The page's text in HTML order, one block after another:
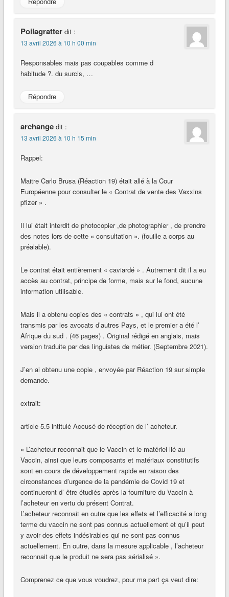
Répondre
Poilagratter dit :
13 avril 2026 à 10 h 00 min
Responsables mais pas coupables comme d
habitude ?. du surcis, …
Répondre
archange dit :
13 avril 2026 à 10 h 15 min
Rappel:
Maitre Carlo Brusa (Réaction 19) était allé à la Cour
Européenne pour consulter le « Contrat de vente des Vaxxins
pfizer » .
Il lui était interdit de photocopier ,de photographier , de prendre
des notes lors de cette « consultation ». (fouille a corps au
préalable).
Le contrat était entièrement « caviardé » . Autrement dit il a eu
accès au contrat, principe de forme, mais sur le fond, aucune
information utilisable.
Mais il a obtenu copies des « contrats » , qui lui ont été
transmis par les avocats d’autres Pays, et le premier a été l’
Afrique du sud . (46 pages) . Original rédigé en anglais, mais
version traduite par des linguistes de métier. (Septembre 2021).
J’en ai obtenu une copie , envoyée par Réaction 19 sur simple
demande.
extrait:
article 5.5 intitulé Accusé de réception de l’ acheteur.
« L’acheteur reconnait que le Vaccin et le matériel lié au
Vaccin, ainsi que leurs composants et matériaux constitutifs
sont en cours de développement rapide en raison des
circonstances d’urgence de la pandémie de Covid 19 et
continueront d’ être étudiés après la fourniture du Vaccin à
l’acheteur en vertu du présent Contrat.
L’acheteur reconnait en outre que les effets et l’efficacité a long
terme du vaccin ne sont pas connus actuellement et qu’il peut
y avoir des effets indésirables qui ne sont pas connus
actuellement. En outre, dans la mesure applicable , l’acheteur
reconnait que le produit ne sera pas sérialisé ».
Comprenez ce que vous voudrez, pour ma part ça veut dire: